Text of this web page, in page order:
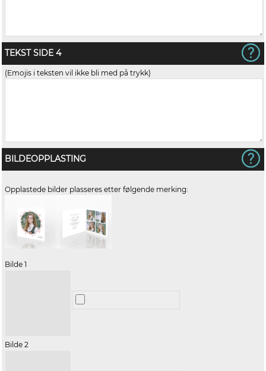
TEKST SIDE 4
(Emojis i teksten vil ikke bli med på trykk)
BILDEOPPLASTING
Opplastede bilder plasseres etter følgende merking:
Bilde 1
Bilde 2